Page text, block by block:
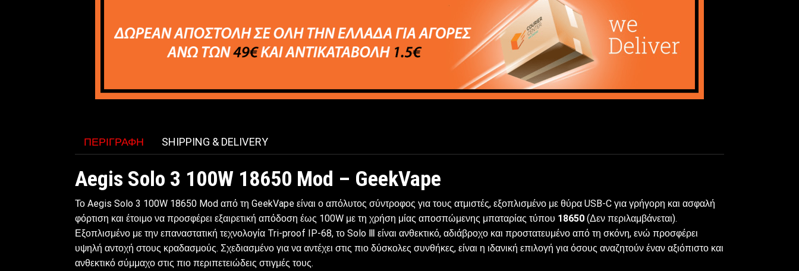
ΠΕΡΙΓΡΑΦΉ SHIPPING & DELIVERY
Aegis Solo 3 100W 18650 Mod – GeekVape
Το Aegis Solo 3 100W 18650 Mod από τη GeekVape είναι ο απόλυτος σύντροφος για τους ατμιστές, εξοπλισμένο με θύρα USB-C για γρήγορη και ασφαλή
φόρτιση και έτοιμο να προσφέρει εξαιρετική απόδοση έως 100W με τη χρήση μίας αποσπώμενης μπαταρίας τύπου 18650 (Δεν περιλαμβάνεται).
Εξοπλισμένο με την επαναστατική τεχνολογία Tri-proof IP-68, το Solo Ⅲ είναι ανθεκτικό, αδιάβροχο και προστατευμένο από τη σκόνη, ενώ προσφέρει
υψηλή αντοχή στους κραδασμούς. Σχεδιασμένο για να αντέχει στις πιο δύσκολες συνθήκες, είναι η ιδανική επιλογή για όσους αναζητούν έναν αξιόπιστο και
ανθεκτικό σύμμαχο στις πιο περιπετειώδεις στιγμές τους.